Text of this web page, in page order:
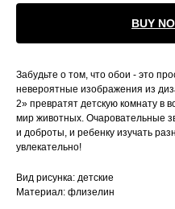
BUY
Забудьте о том, что обои - это
невероятные изображения из
2» превратят детскую комнату в
мир животных. Очаровательные
и доброты, и ребенку изучать
увлекательно!
Вид рисунка: детские
Материал: флизелин